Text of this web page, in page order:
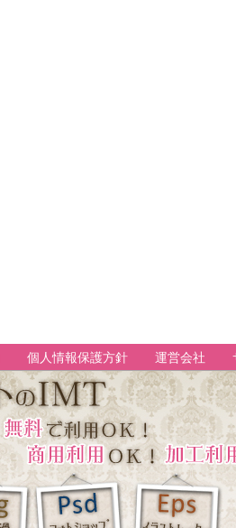
個人情報保護方針 運営会社